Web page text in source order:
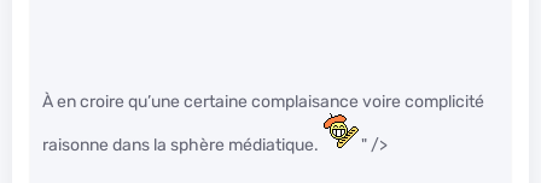
À en croire qu’une certaine complaisance voire complicité
raisonne dans la sphère médiatique. " />